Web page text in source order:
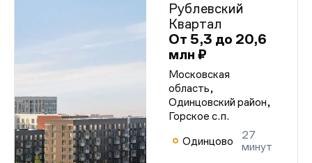
Рублевский
Квартал
От 5,3 до 20,6
млн ₽
Московская
область,
Одинцовский район,
Горское с.п.
Одинцово
27
минут